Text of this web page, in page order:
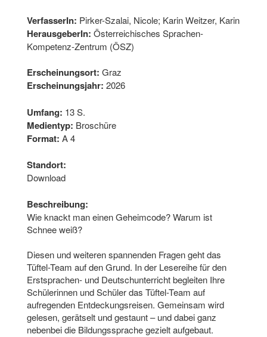
VerfasserIn: Pirker-Szalai, Nicole; Karin Weitzer, Karin
HerausgeberIn: Österreichisches Sprachen-
Kompetenz-Zentrum (ÖSZ)
Erscheinungsort: Graz
Erscheinungsjahr: 2026
Umfang: 13 S.
Medientyp: Broschüre
Format: A 4
Standort:
Download
Beschreibung:
Wie knackt man einen Geheimcode? Warum ist
Schnee weiß?
Diesen und weiteren spannenden Fragen geht das
Tüftel-Team auf den Grund. In der Lesereihe für den
Erstsprachen- und Deutschunterricht begleiten Ihre
Schülerinnen und Schüler das Tüftel-Team auf
aufregenden Entdeckungs­reisen. Gemeinsam wird
gelesen, gerät­selt und gestaunt – und dabei ganz
nebenbei die Bildungssprache gezielt aufgebaut.